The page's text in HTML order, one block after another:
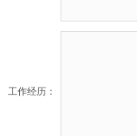
工作经历：